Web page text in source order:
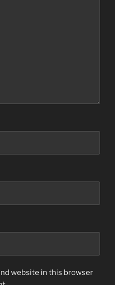
website in this browser